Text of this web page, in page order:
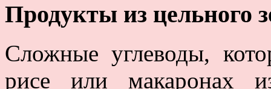
Продукты из цельного
Сложные углеводы,
рисе или макаронах